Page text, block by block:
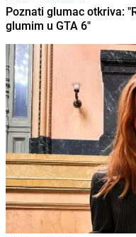
Poznati glumac otkriva:
glumim u GTA 6"